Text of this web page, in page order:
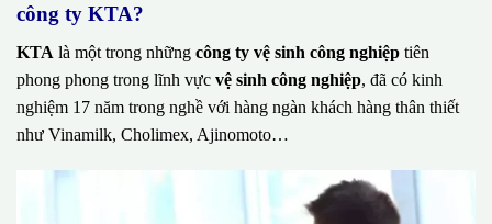
công ty KTA?
KTA là một trong những công ty vệ sinh công nghiệp tiên
phong phong trong lĩnh vực vệ sinh công nghiệp, đã có kinh
nghiệm 17 năm trong nghề với hàng ngàn khách hàng thân thiết
như Vinamilk, Cholimex, Ajinomoto…